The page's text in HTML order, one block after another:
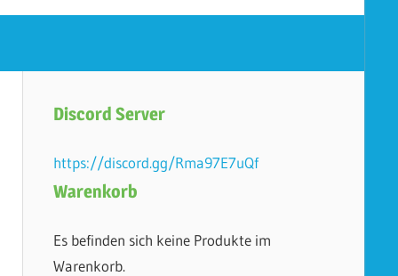
Discord Server
https://discord.gg/Rma97E7uQf
Warenkorb
Es befinden sich keine Produkte im
Warenkorb.